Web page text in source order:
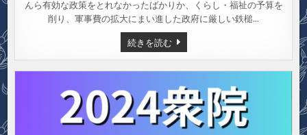
んら有効な政策をとれなかったばかりか、くらし・福祉の予算を
削り、軍事費の拡大にまい進した政府に厳しい鉄槌…
続きを読む共
産
党
応
ボ
ラ
ン
テ
ィ
ア、